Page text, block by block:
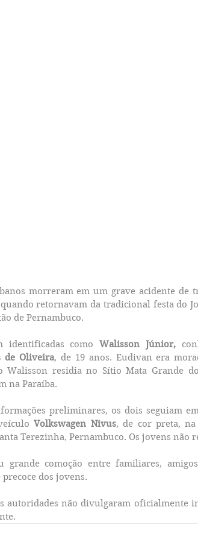
morreram em um grave acidente de
retornavam da tradicional festa do
de Pernambuco.
identificadas como Walisson Júnior,
de Oliveira, de 19 anos. Eudivan era
Walisson residia no Sítio Mata Grande
na Paraíba.
preliminares, os dois seguiam
Volkswagen Nivus, de cor preta, na
Terezinha, Pernambuco. Os jovens
grande comoção entre familiares,
dos jovens.
autoridades não divulgaram oficialmente